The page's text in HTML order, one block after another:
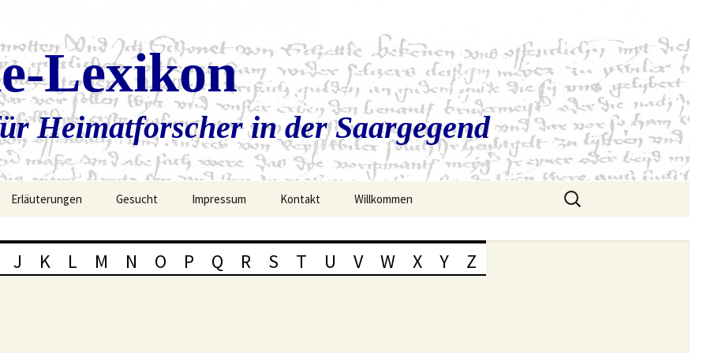
Lexikon
Heimatforscher in der Saargegend
Erläuterungen Gesucht Impressum Kontakt Willkommen
Suchen
nach:
J K L M N O P Q R S T U V W X Y Z